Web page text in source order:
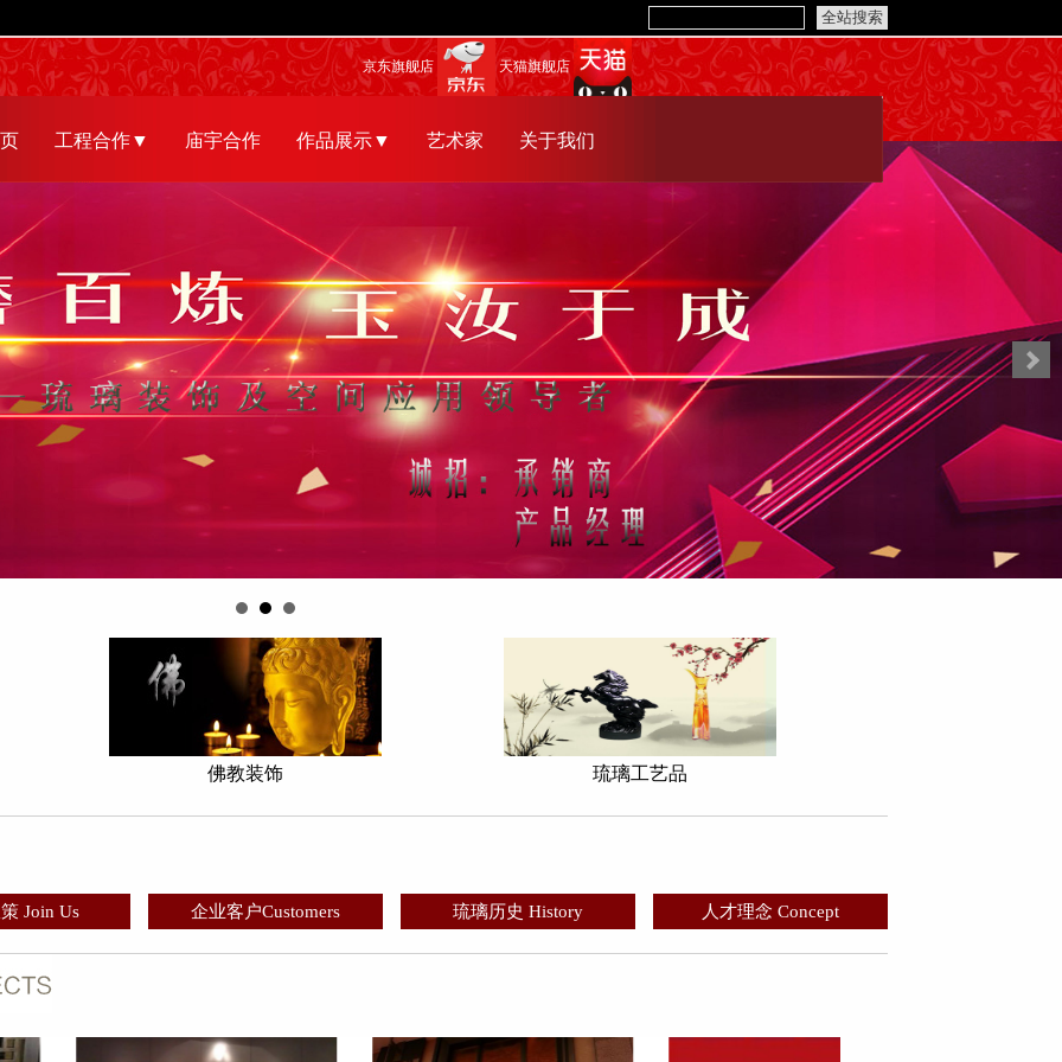
京东旗舰店 天猫旗舰店
工程合作▼ 庙宇合作 作品展示▼ 艺术家 关于我们
佛教装饰 琉璃工艺品
Join Us 企业客户Customers 琉璃历史 History 人才理念 Concept